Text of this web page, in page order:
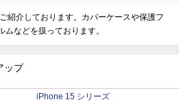
紹介しております。カバーケースや保護フ
などを扱っております。
ップ
iPhone 15 シリーズ